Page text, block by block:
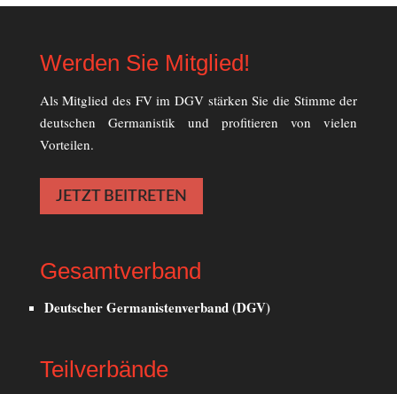
Werden Sie Mitglied!
Als Mitglied des FV im DGV stärken Sie die Stimme der
deutschen Germanistik und profitieren von vielen
Vorteilen.
JETZT BEITRETEN
Gesamtverband
Deutscher Germanistenverband (DGV)
Teilverbände